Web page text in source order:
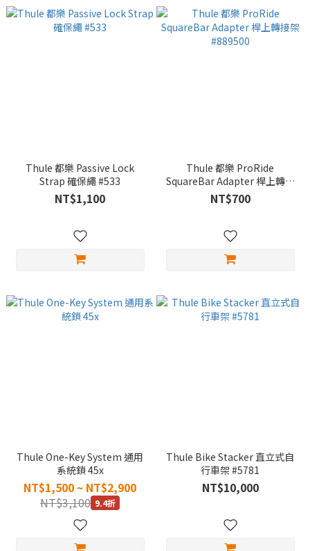
Thule 都樂 Passive Lock
Strap 確保繩 #533
NT$1,100
Thule 都樂 ProRide
SquareBar Adapter 桿上轉接
架 #889500
NT$700
Thule One-Key System 通用
系統鎖 45x
NT$1,500 ~ NT$2,900
NT$3,100 9.4折
Thule Bike Stacker 直立式自
行車架 #5781
NT$10,000